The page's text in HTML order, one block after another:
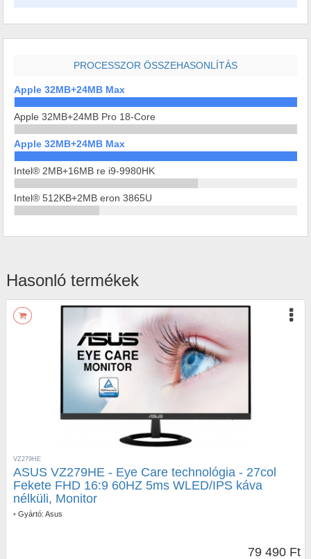
PROCESSZOR ÖSSZEHASONLÍTÁS
Apple 32MB+24MB Max
Apple 32MB+24MB Pro 18-Core
Apple 32MB+24MB Max
Intel® 2MB+16MB re i9-9980HK
Intel® 512KB+2MB eron 3865U
Hasonló termékek
VZ279HE
ASUS VZ279HE - Eye Care technológia - 27col
Fekete FHD 16:9 60HZ 5ms WLED/IPS káva
nélküli, Monitor
• Gyártó: Asus
79 490 Ft